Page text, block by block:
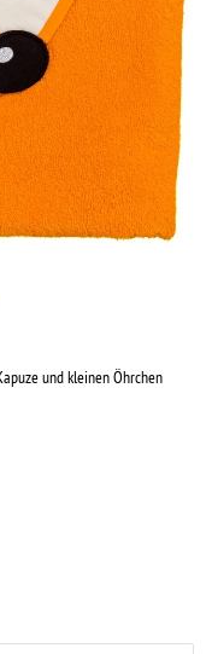
und kleinen Öhrchen